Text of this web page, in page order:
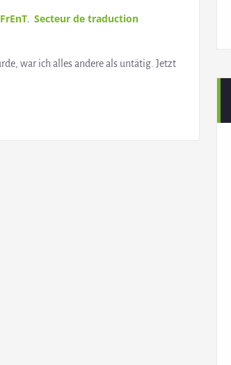
, Secteur de traduction
war ich alles andere als untätig. Jetzt